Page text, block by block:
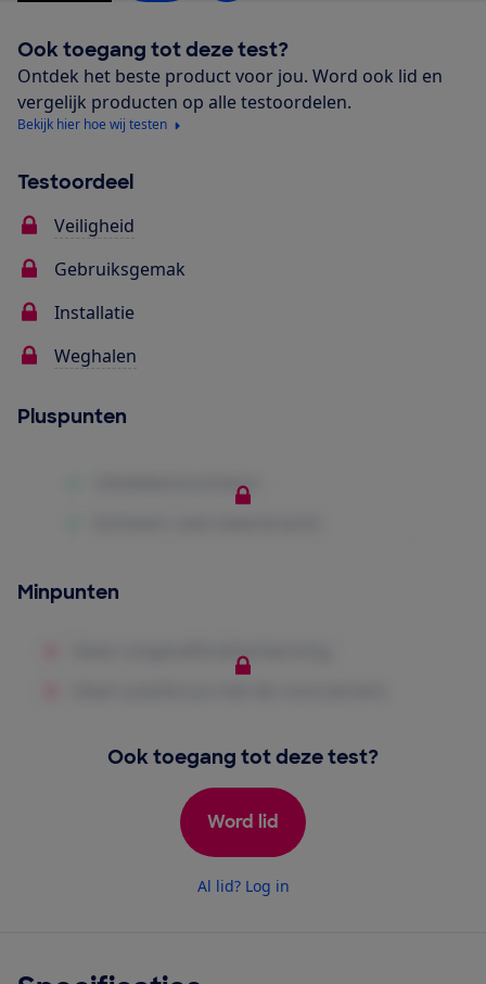
Ook toegang tot deze test?
Ontdek het beste product voor jou. Word ook lid en
vergelijk producten op alle testoordelen.
Bekijk hier hoe wij testen
Testoordeel
Veiligheid
Gebruiksgemak
Installatie
Weghalen
Pluspunten
Minpunten
Ook toegang tot deze test?
Word lid
Al lid? Log in